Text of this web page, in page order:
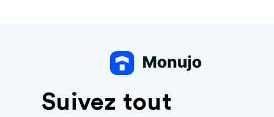
Suivez tout